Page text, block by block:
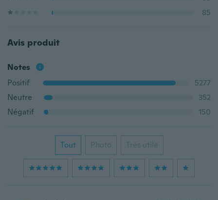
85
Avis produit
Notes
Positif
5277
Neutre
352
Négatif
150
Tout Photo Très utile